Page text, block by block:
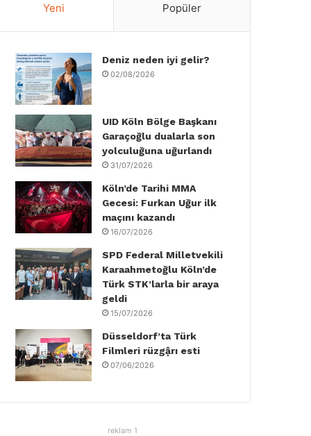
e
b
o
o
t
e
r
e
d
n
u
b
t
a
g
a
m
o
k
Yeni Popüler
Deniz neden iyi gelir?
02/08/2026
UID Köln Bölge Başkanı
Garaçoğlu dualarla son
yolculuğuna uğurlandı
31/07/2026
Köln’de Tarihi MMA
Gecesi: Furkan Uğur ilk
maçını kazandı
16/07/2026
SPD Federal Milletvekili
Karaahmetoğlu Köln’de
Türk STK’larla bir araya
geldi
15/07/2026
Düsseldorf’ta Türk
Filmleri rüzgậrı esti
07/06/2026
reklam 1